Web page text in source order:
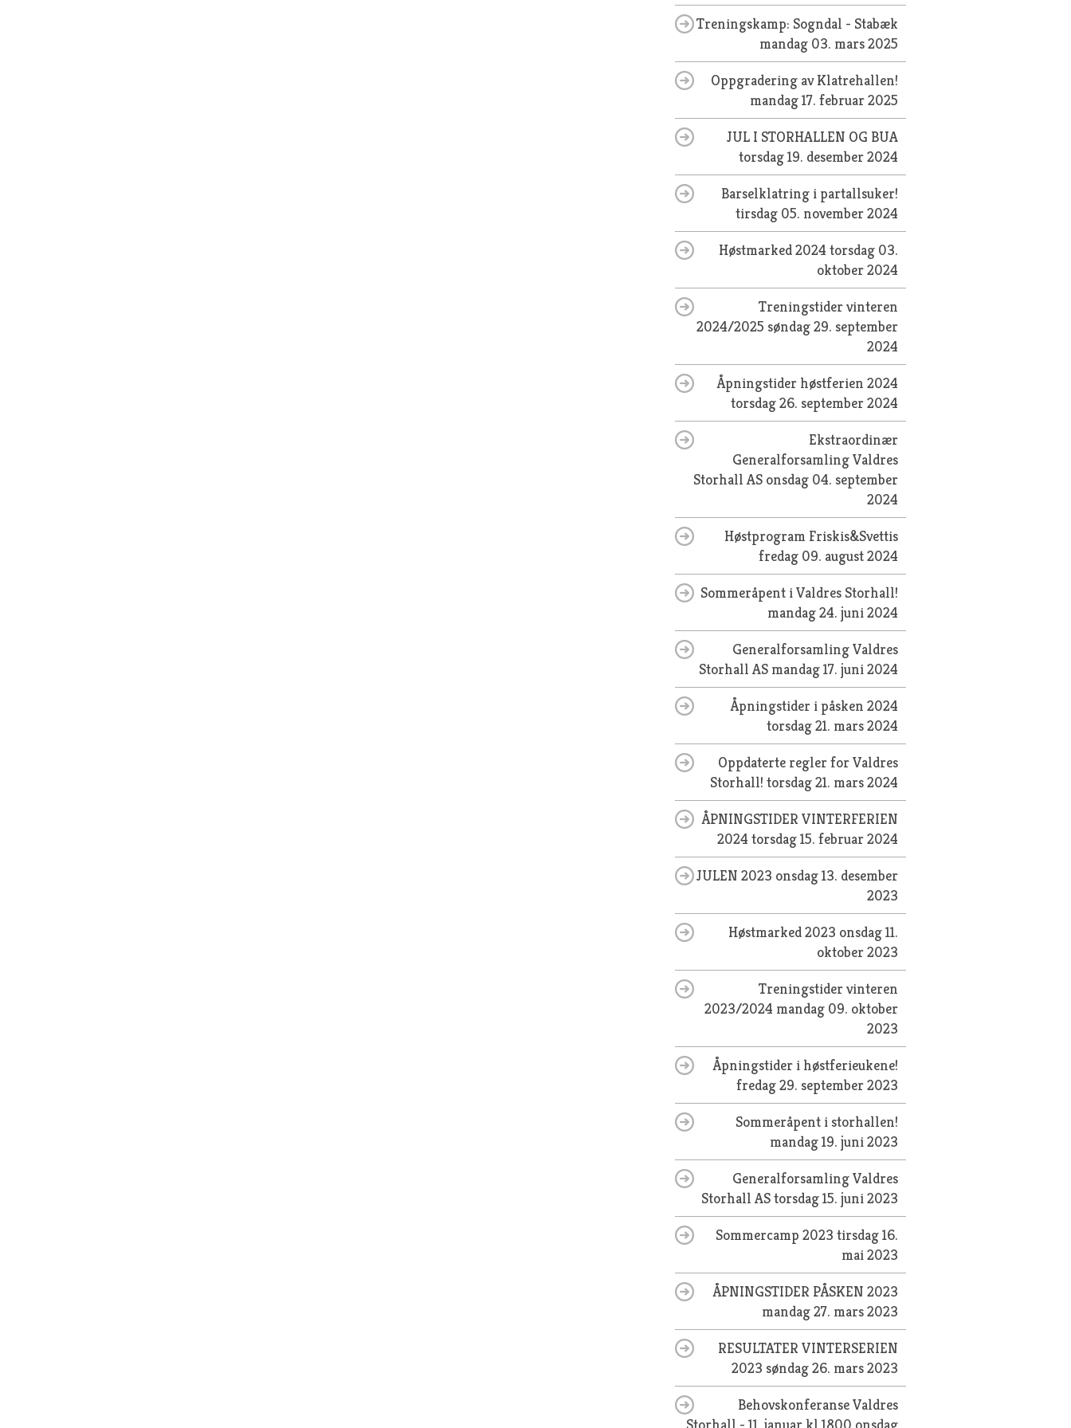
Treningskamp: Sogndal - Stabæk
mandag 03. mars 2025
Oppgradering av Klatrehallen!
mandag 17. februar 2025
JUL I STORHALLEN OG BUA
torsdag 19. desember 2024
Barselklatring i partallsuker!
tirsdag 05. november 2024
Høstmarked 2024torsdag 03.
oktober 2024
Treningstider vinteren
2024/2025søndag 29. september
2024
Åpningstider høstferien 2024
torsdag 26. september 2024
Ekstraordinær
Generalforsamling Valdres
Storhall AS onsdag 04. september
2024
Høstprogram Friskis&Svettis
fredag 09. august 2024
Sommeråpent i Valdres Storhall!
mandag 24. juni 2024
Generalforsamling Valdres
Storhall AS mandag 17. juni 2024
Åpningstider i påsken 2024
torsdag 21. mars 2024
Oppdaterte regler for Valdres
Storhall!torsdag 21. mars 2024
ÅPNINGSTIDER VINTERFERIEN
2024torsdag 15. februar 2024
JULEN 2023 onsdag 13. desember
2023
Høstmarked 2023 onsdag 11.
oktober 2023
Treningstider vinteren
2023/2024 mandag 09. oktober
2023
Åpningstider i høstferieukene!
fredag 29. september 2023
Sommeråpent i storhallen!
mandag 19. juni 2023
Generalforsamling Valdres
Storhall AStorsdag 15. juni 2023
Sommercamp 2023tirsdag 16.
mai 2023
ÅPNINGSTIDER PÅSKEN 2023
mandag 27. mars 2023
RESULTATER VINTERSERIEN
2023søndag 26. mars 2023
Behovskonferanse Valdres
Storhall - 11. januar kl 1800 onsdag